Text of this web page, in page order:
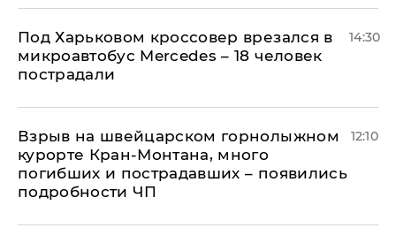
Под Харьковом кроссовер врезался в
микроавтобус Mercedes – 18 человек
пострадали
14:30
Взрыв на швейцарском горнолыжном
курорте Кран-Монтана, много
погибших и пострадавших – появились
подробности ЧП
12:10